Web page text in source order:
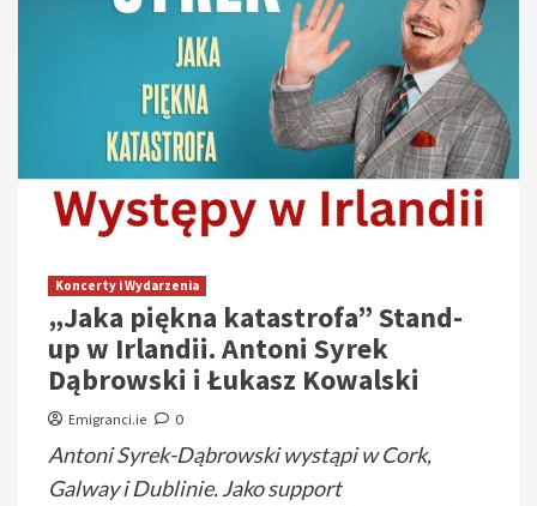
Koncerty i Wydarzenia
„Jaka piękna katastrofa” Stand-
up w Irlandii. Antoni Syrek
Dąbrowski i Łukasz Kowalski
Emigranci.ie 0
Antoni Syrek-Dąbrowski wystąpi w Cork,
Galway i Dublinie. Jako support